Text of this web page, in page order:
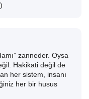
)
zanneder. Oysa
Hakikati değil de
her sistem, insanı
her bir husus